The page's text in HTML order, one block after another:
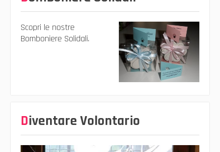
Scopri le nostre
Bomboniere Solidali.
Diventare Volontario